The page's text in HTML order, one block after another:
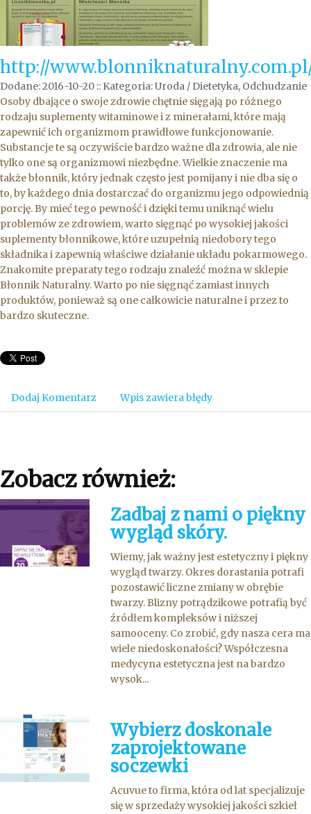
http://
Dodane: 2016-10-20 :: Kategoria: Uroda / Dietetyka, Odchudzanie
Osoby dbające o swoje zdrowie chętnie sięgają po różnego
rodzaju suplementy witaminowe i z minerałami, które mają
zapewnić ich organizmom prawidłowe funkcjonowanie.
Substancje te są oczywiście bardzo ważne dla zdrowia, ale nie
tylko one są organizmowi niezbędne. Wielkie znaczenie ma
także błonnik, który jednak często jest pomijany i nie dba się o
to, by każdego dnia dostarczać do organizmu jego odpowiednią
porcję. By mieć tego pewność i dzięki temu uniknąć wielu
problemów ze zdrowiem, warto sięgnąć po wysokiej jakości
suplementy błonnikowe, które uzupełnią niedobory tego
składnika i zapewnią właściwe działanie układu pokarmowego.
Znakomite preparaty tego rodzaju znaleźć można w sklepie
Błonnik Naturalny. Warto po nie sięgnąć zamiast innych
produktów, ponieważ są one całkowicie naturalne i przez to
bardzo skuteczne.
Dodaj Komentarz Wpis zawiera błędy
Zobacz również:
Zadbaj z nami o piękny
wygląd skóry.
Wiemy, jak ważny jest estetyczny i piękny
wygląd twarzy. Okres dorastania potrafi
pozostawić liczne zmiany w obrębie
twarzy. Blizny potrądzikowe potrafią być
źródłem kompleksów i niższej
samooceny. Co zrobić, gdy nasza cera ma
wiele niedoskonałości? Współczesna
medycyna estetyczna jest na bardzo
wysok...
Wybierz doskonale
zaprojektowane
soczewki
Acuvue to firma, która od lat specjalizuje
się w sprzedaży wysokiej jakości szkieł